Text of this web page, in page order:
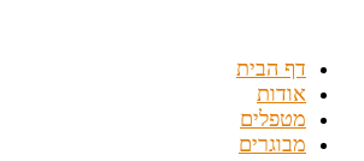
דף הבית
אודות
מטפלים
מבוגרים